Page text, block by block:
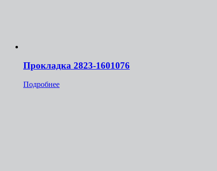
Прокладка 2823-1601076
Подробнее